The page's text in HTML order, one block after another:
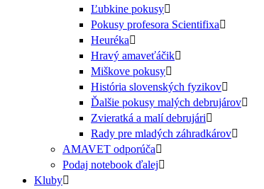
Ľubkine pokusy
Pokusy profesora Scientifixa
Heuréka
Hravý amaveťáčik
Miškove pokusy
História slovenských fyzikov
Ďalšie pokusy malých debrujárov
Zvieratká a malí debrujári
Rady pre mladých záhradkárov
AMAVET odporúča
Podaj notebook ďalej
Kluby